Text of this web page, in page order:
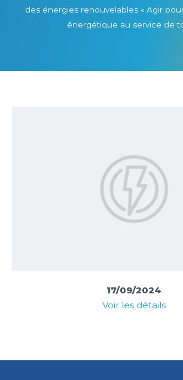
des énergies renouvelables « Agir
énergétique au service de
17/09/2024
Voir les détails